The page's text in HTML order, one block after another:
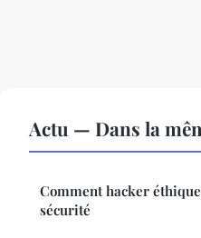
Actu — Dans la
Comment hacker
sécurité